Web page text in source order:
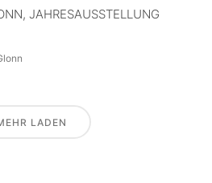
JAHRESAUSSTELLUNG
LADEN